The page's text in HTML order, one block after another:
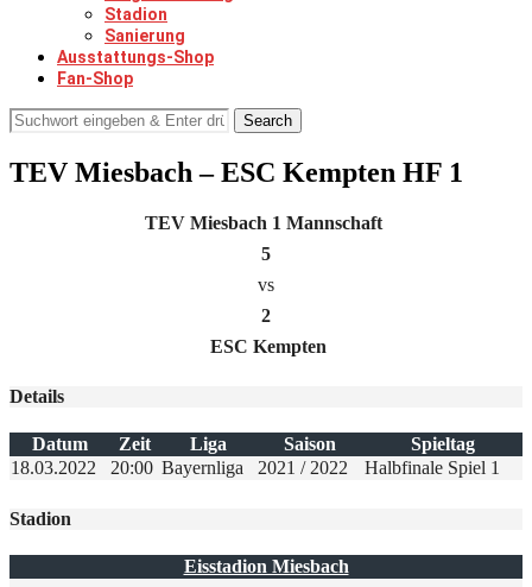
Stadion
Sanierung
Ausstattungs-Shop
Fan-Shop
Search
TEV Miesbach – ESC Kempten HF 1
TEV Miesbach 1 Mannschaft
5
vs
2
ESC Kempten
Details
Datum Zeit Liga Saison
Spieltag
18.03.2022
20:00 Bayernliga 2021 / 2022 Halbfinale Spiel 1
Stadion
Eisstadion Miesbach